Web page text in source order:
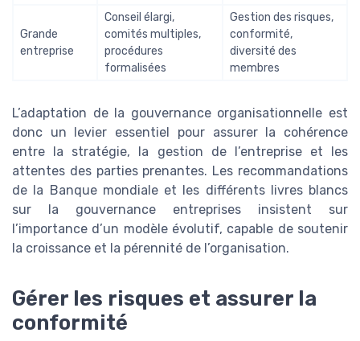
Grande
entreprise
Conseil élargi,
comités multiples,
procédures
formalisées
Gestion des risques,
conformité,
diversité des
membres
L’adaptation de la gouvernance organisationnelle est
donc un levier essentiel pour assurer la cohérence
entre la stratégie, la gestion de l’entreprise et les
attentes des parties prenantes. Les recommandations
de la Banque mondiale et les différents livres blancs
sur la gouvernance entreprises insistent sur
l’importance d’un modèle évolutif, capable de soutenir
la croissance et la pérennité de l’organisation.
Gérer les risques et assurer la
conformité